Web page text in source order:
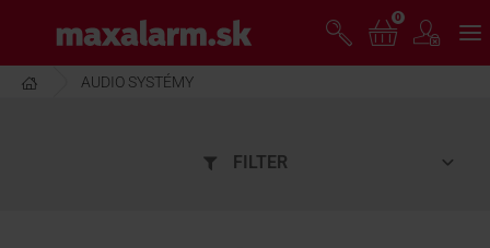
hlavnému
obsahu
www.maxalarm.sk
0
AUDIO SYSTÉMY
FILTER